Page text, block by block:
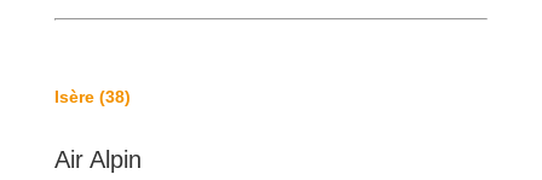
Isère (38)
Air Alpin